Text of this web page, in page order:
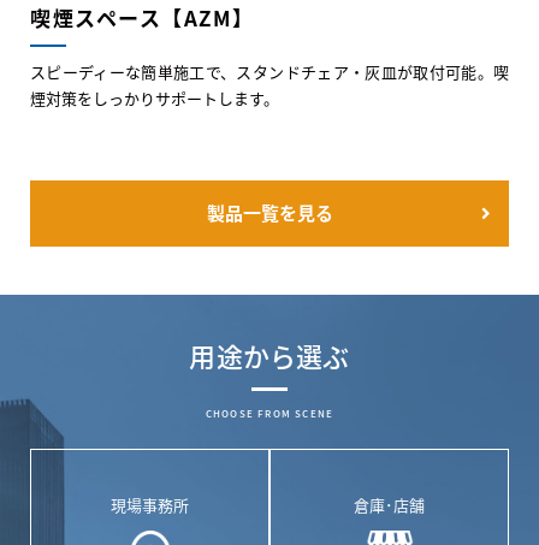
喫煙スペース【AZM】
スピーディーな簡単施工で、スタンドチェア・灰皿が取付可能。喫
煙対策をしっかりサポートします。
製品一覧を見る
用途から選ぶ
CHOOSE FROM SCENE
現場事務所 倉庫･店舗